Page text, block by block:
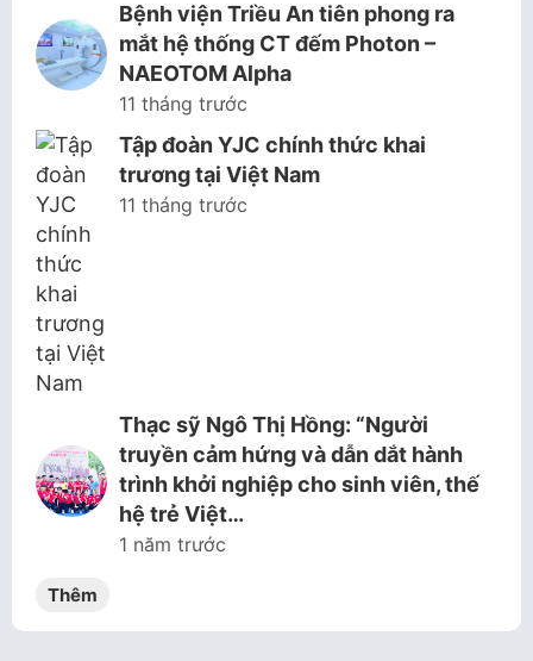
Bệnh viện Triều An tiên phong ra
mắt hệ thống CT đếm Photon –
NAEOTOM Alpha
11 tháng trước
Tập đoàn YJC chính thức khai
trương tại Việt Nam
11 tháng trước
Thạc sỹ Ngô Thị Hồng: “Người
truyền cảm hứng và dẫn dắt hành
trình khởi nghiệp cho sinh viên, thế
hệ trẻ Việt…
1 năm trước
Thêm